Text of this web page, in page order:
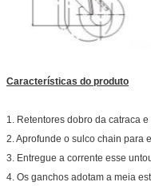
Características do produto
1. Retentores dobro da catraca
2. Aprofunde o sulco chain para
3. Entregue a corrente esse
4. Os ganchos adotam a meia